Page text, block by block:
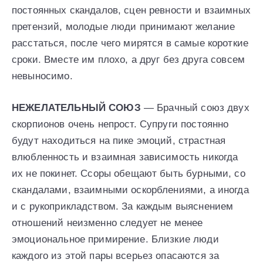
постоянных скандалов, сцен ревности и взаимных
претензий, молодые люди принимают желание
расстаться, после чего мирятся в самые короткие
сроки. Вместе им плохо, а друг без друга совсем
невыносимо.
НЕЖЕЛАТЕЛЬНЫЙ СОЮЗ — Брачный союз двух
скорпионов очень непрост. Супруги постоянно
будут находиться на пике эмоций, страстная
влюбленность и взаимная зависимость никогда
их не покинет. Ссоры обещают быть бурными, со
скандалами, взаимными оскорблениями, а иногда
и с рукоприкладством. За каждым выяснением
отношений неизменно следует не менее
эмоциональное примирение. Близкие люди
каждого из этой пары всерьез опасаются за